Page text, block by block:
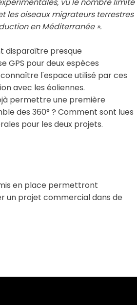
les oiseaux migrateurs terrestres
en Méditerranée ».
disparaître presque
GPS pour deux espèces
l'espace utilisé par ces
avec les éoliennes.
permettre une première
des 360° ? Comment sont lues
pour les deux projets.
en place permettront
un projet commercial dans de